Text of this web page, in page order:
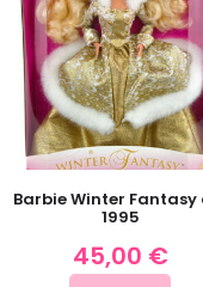
Barbie Winter Fantasy
1995
45,00 €